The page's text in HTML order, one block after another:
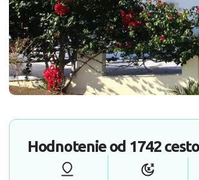
Hodnotenie od 1742